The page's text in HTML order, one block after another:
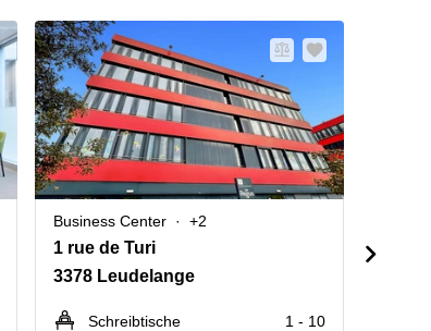
Business Center +2
1 rue de Turi
3378 Leudelange
Schreibtische
1 - 10